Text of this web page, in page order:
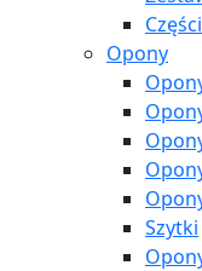
Opony
Szytki